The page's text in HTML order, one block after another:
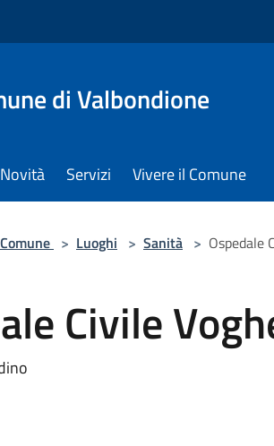
di Valbondione
Novità Servizi Vivere il Comune
> Luoghi > Sanità > Ospedale
Civile